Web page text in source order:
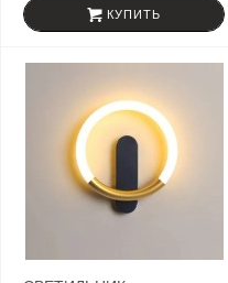
КУПИТЬ